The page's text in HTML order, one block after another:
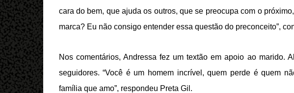
cara do bem, que ajuda os outros, que se preocupa com o
marca? Eu não consigo entender essa questão do preconceito”,
Nos comentários, Andressa fez um textão em apoio ao marido.
seguidores. “Você é um homem incrível, quem perde é quem
família que amo”, respondeu Preta Gil.